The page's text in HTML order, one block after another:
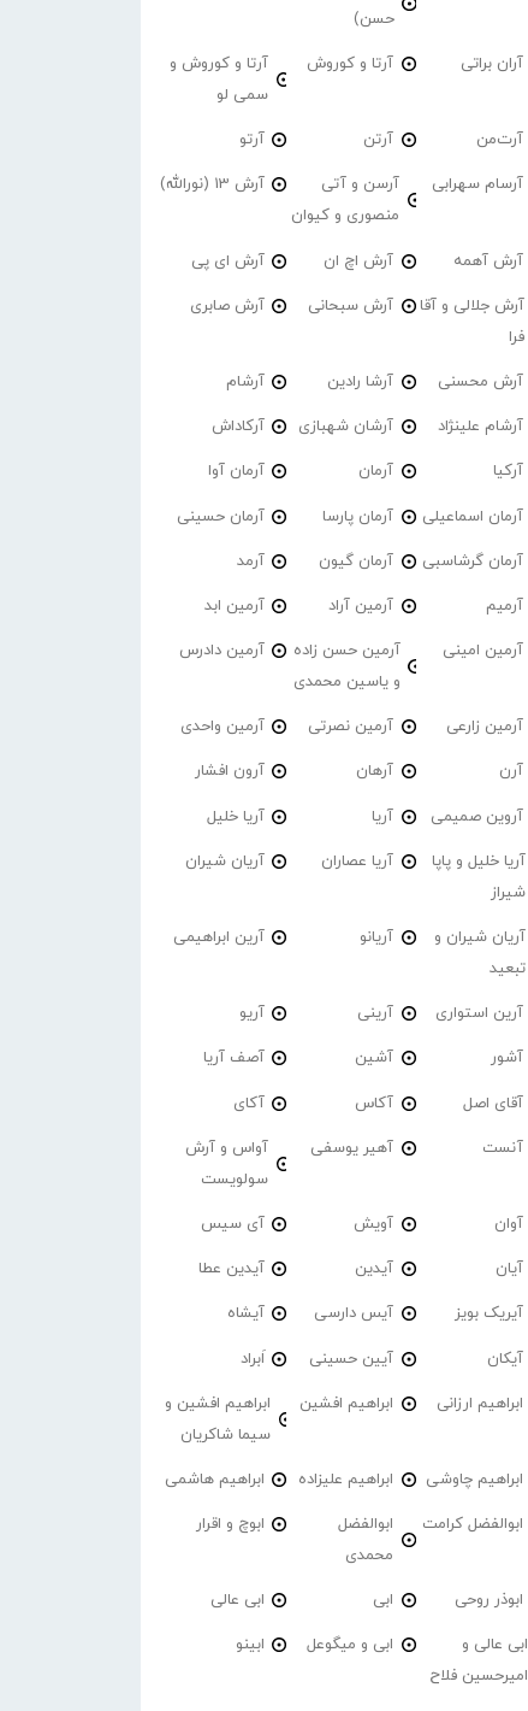
حسن)
آران براتی آرتا و کوروش
آرتا و کوروش و
سمی لو
آرت‌من آرتن آرتو
آرسام سهرابی
آرسن و آتی
منصوری و کیوان
آرش 13 (نورالله)
آرش آهمه آرش اچ ان آرش ای پی
آرش جلالی و آقا
فرا
آرش سبحانی آرش صابری
آرش محسنی آرشا رادین آرشام
آرشام علینژاد آرشان شهبازی آرکاداش
آرکیا آرمان آرمان آوا
آرمان اسماعیلی آرمان پارسا آرمان حسینی
آرمان گرشاسبی آرمان گیون آرمد
آرمیم آرمین آراد آرمین ابد
آرمین امینی
آرمین حسن زاده
و یاسین محمدی
آرمین دادرس
آرمین زارعی آرمین نصرتی آرمین واحدی
آرن آرهان آرون افشار
آروین صمیمی آریا آریا خلیل
آریا خلیل و پاپا
شیراز
آریا عصاران آریان شیران
آریان شیران و
تبعید
آریانو آرین ابراهیمی
آرین استواری آرینی آریو
آشور آشین آصف آریا
آقای اصل آکاس آکای
آنست آهیر یوسفی
آواس و آرش
سولویست
آوان آویش آی سیس
آیان آیدین آیدین عطا
آیریک بویز آیس دارسی آیشاه
آیکان آیین حسینی اَبراد
ابراهیم ارزانی ابراهیم افشین
ابراهیم افشین و
سیما شاکریان
ابراهیم چاوشی ابراهیم علیزاده ابراهیم هاشمی
ابوالفضل کرامت
ابوالفضل
محمدی
ابوچ و اقرار
ابوذر روحی ابی ابی عالی
ابی عالی و
امیرحسین فلاح
ابی و میگوعل ابینو